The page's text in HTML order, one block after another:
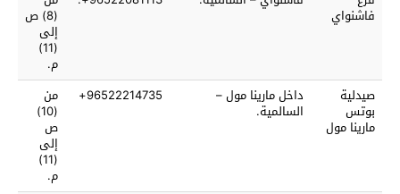
فاشنواي (8) ص
إلى
(11)
م.
صيدلية
بوتس
مارينا مول
داخل مارينا مول –
السالمية.
96522214735+ من
(10)
ص
إلى
(11)
م.